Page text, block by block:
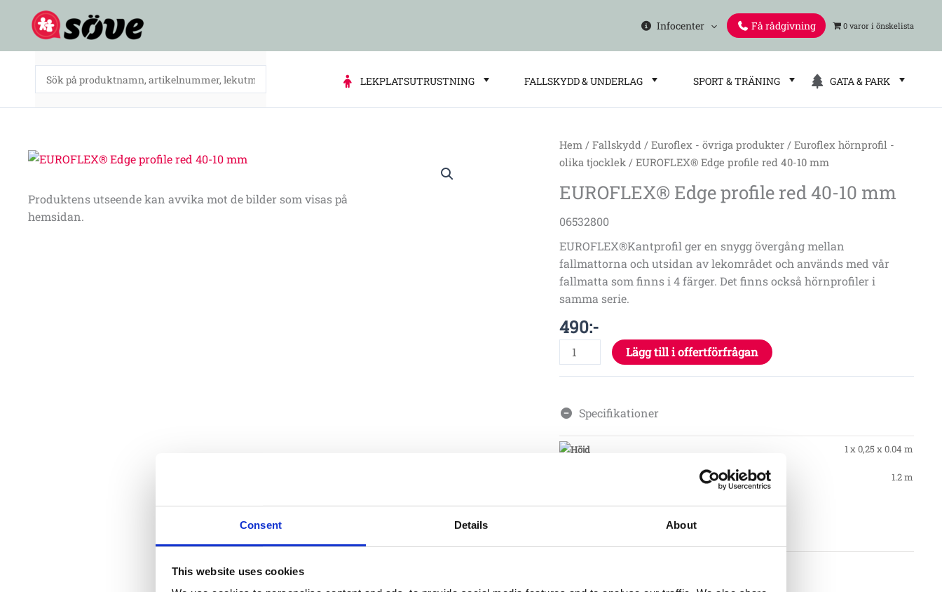
Consent Details About
This website uses cookies
innehåll
Infocenter Få rådgivning 0 varor
LEKPLATSUTRUSTNING FALLSKYDD & UNDERLAG SPORT & TRÄNING GATA & PARK
Hem /Fallskydd /Euroflex - övriga produkter /Euroflex hörnprofil -
olika tjocklek / EUROFLEX® Edge profile red 40-10 mm
EUROFLEX® Edge profile red 40-10 mm
06532800
EUROFLEX®Kantprofil ger en snygg övergång mellan
fallmattorna och utsidan av lekområdet och används med vår
fallmatta som finns i 4 färger. Det finns också hörnprofiler i
samma serie.
490:-
EUROFLEX®
profile
40-
10
mm
mängd
Lägg till i offertförfrågan
Specifikationer
1 x 0,25 x 0.04 m
1.2 m
Produktens utseende kan avvika mot de bilder som visas på
hemsidan.